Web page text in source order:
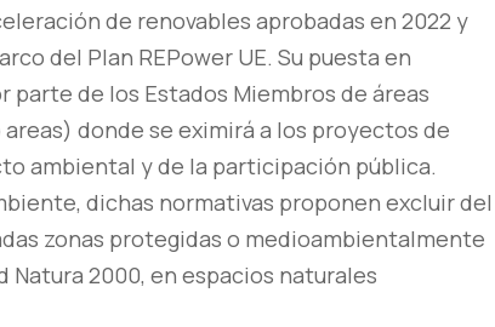
de renovables aprobadas en 2022 y
del Plan REPower UE. Su puesta en
de los Estados Miembros de áreas
donde se eximirá a los proyectos de
ambiental y de la participación pública.
dichas normativas proponen excluir del
zonas protegidas o medioambientalmente
Natura 2000, en espacios naturales